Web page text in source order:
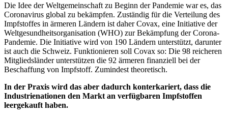
Die Idee der Weltgemeinschaft zu Beginn der Pandemie war es, das
Coronavirus global zu bekämpfen. Zuständig für die Verteilung des
Impfstoffes in ärmeren Ländern ist daher Covax, eine Initiative der
Weltgesundheitsorganisation (WHO) zur Bekämpfung der Corona-
Pandemie. Die Initiative wird von 190 Ländern unterstützt, darunter
ist auch die Schweiz. Funktionieren soll Covax so: Die 98 reicheren
Mitgliedsländer unterstützen die 92 ärmeren finanziell bei der
Beschaffung von Impfstoff. Zumindest theoretisch.
In der Praxis wird das aber dadurch konterkariert, dass die
Industrienationen den Markt an verfügbaren Impfstoffen
leergekauft haben.